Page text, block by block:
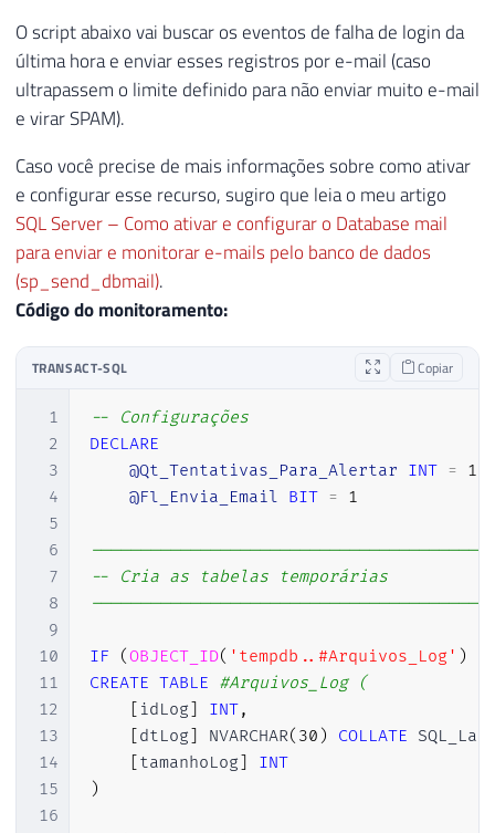
O script abaixo vai buscar os eventos de falha de login da
última hora e enviar esses registros por e-mail (caso
ultrapassem o limite definido para não enviar muito e-mail
e virar SPAM).
Caso você precise de mais informações sobre como ativar
e configurar esse recurso, sugiro que leia o meu artigo
SQL Server – Como ativar e configurar o Database mail
para enviar e monitorar e-mails pelo banco de dados
(sp_send_dbmail).
Código do monitoramento:
TRANSACT-SQL Copiar
1
2
3
4
5
6
7
8
9
10
11
12
13
14
15
16
-- Configurações
DECLARE
@Qt_Tentativas_Para_Alertar INT = 10
@Fl_Envia_Email BIT = 1
-- Cria as tabelas temporárias
IF (OBJECT_ID( 'tempdb..#Arquivos_Log' )
CREATE TABLE #Arquivos_Log (
[ idLog] INT,
[dtLog] NVARCHAR( 30 ) COLLATE
[tamanhoLog]
INT
)